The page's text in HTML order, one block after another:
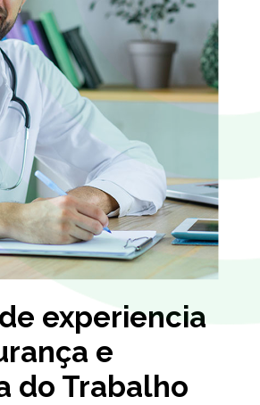
experiencia
e
do Trabalho